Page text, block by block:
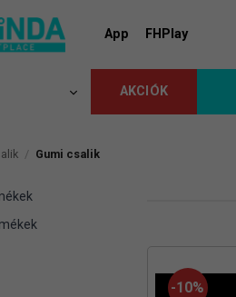
App FHPlay
AKCIÓK
/ Gumi csalik
-10%